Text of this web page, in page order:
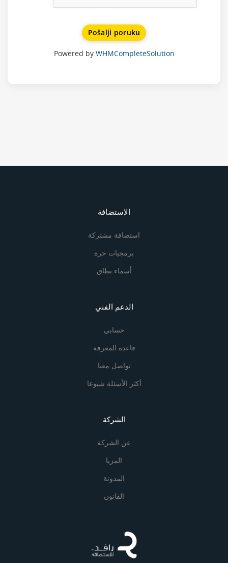
Pošalji poruku
Powered by WHMCompleteSolution
الاستضافة
استضافة مشتركة
برمجيات حرة
أسماء نطاق
الدعم الفني
حسابي
قاعدة المعرفة
تواصل معنا
أكثر الأسئلة شيوعا
الشركة
عن الشركة
المزيا
المدونة
القانون